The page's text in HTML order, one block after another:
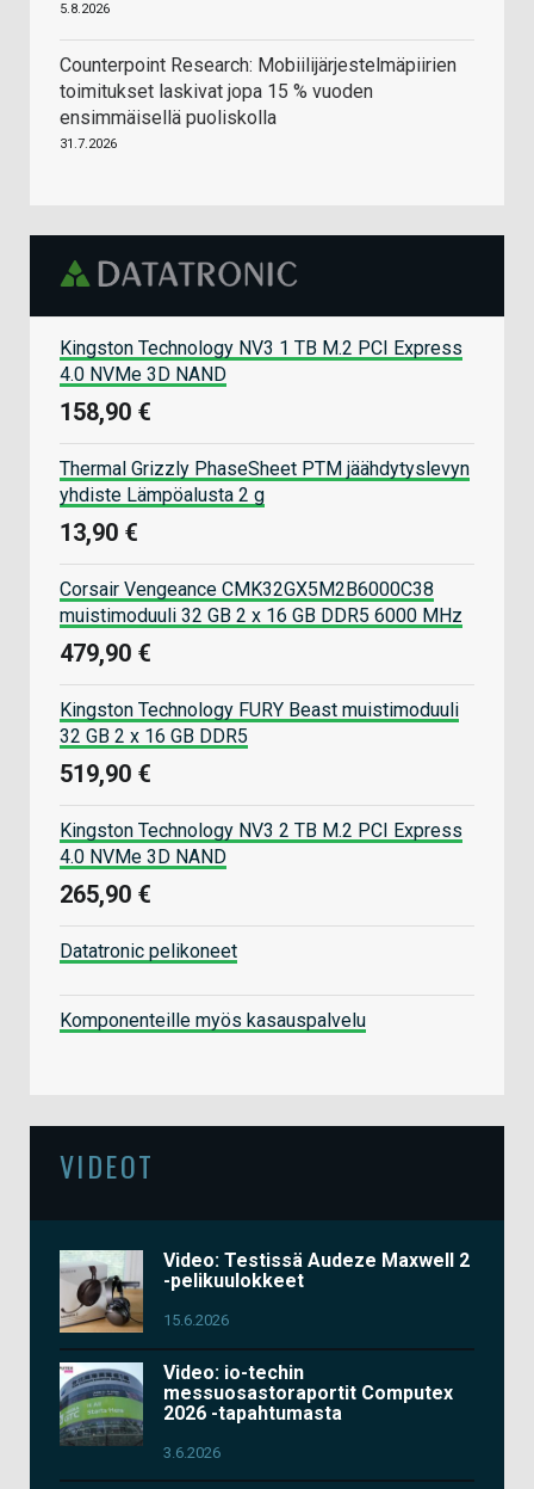
5.8.2026
Counterpoint Research: Mobiilijärjestelmäpiirien
toimitukset laskivat jopa 15 % vuoden
ensimmäisellä puoliskolla
31.7.2026
Kingston Technology NV3 1 TB M.2 PCI Express
4.0 NVMe 3D NAND
158,90 €
Thermal Grizzly PhaseSheet PTM jäähdytyslevyn
yhdiste Lämpöalusta 2 g
13,90 €
Corsair Vengeance CMK32GX5M2B6000C38
muistimoduuli 32 GB 2 x 16 GB DDR5 6000 MHz
479,90 €
Kingston Technology FURY Beast muistimoduuli
32 GB 2 x 16 GB DDR5
519,90 €
Kingston Technology NV3 2 TB M.2 PCI Express
4.0 NVMe 3D NAND
265,90 €
Datatronic pelikoneet
Komponenteille myös kasauspalvelu
VIDEOT
Video: Testissä Audeze Maxwell 2
-pelikuulokkeet
15.6.2026
Video: io-techin
messuosastoraportit Computex
2026 -tapahtumasta
3.6.2026